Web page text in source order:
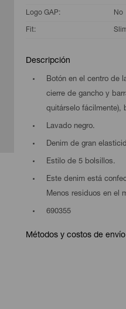
Logo GAP No
Fit
Descripción
Botón en el centro de
cierre de gancho y
quitárselo fácilmente),
Lavado negro.
Denim de gran
Estilo de 5 bolsillos.
Este denim está
Menos residuos en el
690355
Métodos y costos de envío